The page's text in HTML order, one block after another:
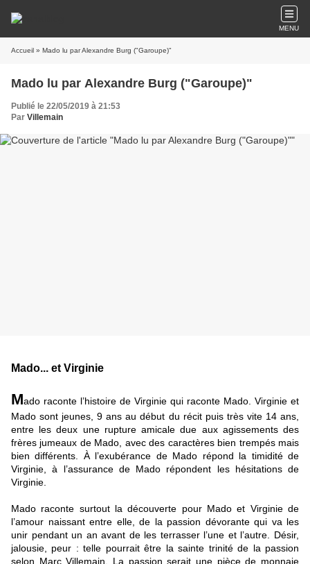
MENU
Accueil » Mado lu par Alexandre Burg ("Garoupe)"
Mado lu par Alexandre Burg ("Garoupe)"
Publié le 22/05/2019 à 21:53
Par Villemain
Mado... et Virginie
Mado raconte l’histoire de Virginie qui raconte Mado. Virginie et
Mado sont jeunes, 9 ans au début du récit puis très vite 14 ans,
entre les deux une rupture amicale due aux agissements des
frères jumeaux de Mado, avec des caractères bien trempés mais
bien différents. À l’exubérance de Mado répond la timidité de
Virginie, à l’assurance de Mado répondent les hésitations de
Virginie.
Mado raconte surtout la découverte pour Mado et Virginie de
l’amour naissant entre elle, de la passion dévorante qui va les
unir pendant un an avant de les terrasser l’une et l’autre. Désir,
jalousie, peur : telle pourrait être la sainte trinité de la passion
selon Marc Villemain. La passion serait une pièce de monnaie